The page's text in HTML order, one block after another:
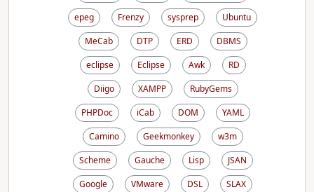
epeg
Frenzy sysprep
Ubuntu
MeCab
DTP ERD
DBMS
eclipse
Eclipse Awk
RD
Diigo
XAMPP
RubyGems
PHPDoc
iCab DOM
YAML
Camino
Geekmonkey
w3m
Scheme
Gauche Lisp
JSAN
Google
VMware DSL
SLAX